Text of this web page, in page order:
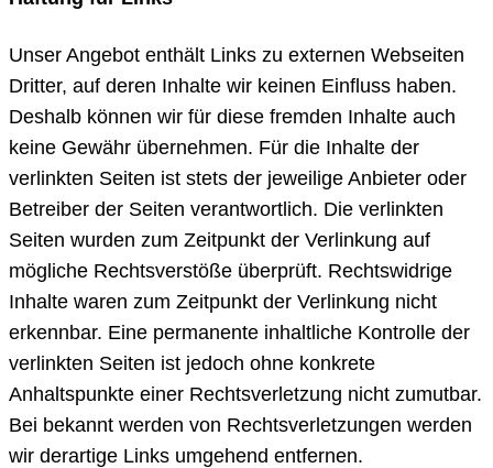
Unser Angebot enthält Links zu externen Webseiten
Dritter, auf deren Inhalte wir keinen Einfluss haben.
Deshalb können wir für diese fremden Inhalte auch
keine Gewähr übernehmen. Für die Inhalte der
verlinkten Seiten ist stets der jeweilige Anbieter oder
Betreiber der Seiten verantwortlich. Die verlinkten
Seiten wurden zum Zeitpunkt der Verlinkung auf
mögliche Rechtsverstöße überprüft. Rechtswidrige
Inhalte waren zum Zeitpunkt der Verlinkung nicht
erkennbar. Eine permanente inhaltliche Kontrolle der
verlinkten Seiten ist jedoch ohne konkrete
Anhaltspunkte einer Rechtsverletzung nicht zumutbar.
Bei bekannt werden von Rechtsverletzungen werden
wir derartige Links umgehend entfernen.